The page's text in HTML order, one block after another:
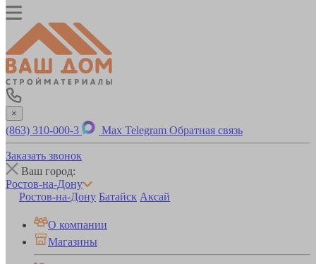
×
(863) 310-000-3 Max Telegram Обратная связь
Заказать звонок
Ваш город:
Ростов-на-Дону
Ростов-на-Дону Батайск Аксай
О компании
Магазины